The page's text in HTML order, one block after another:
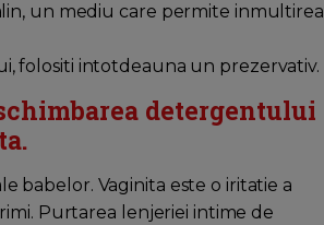
un mediu care permite inmultirea
folositi intotdeauna un prezervativ.
detergentului
babelor. Vaginita este o iritatie a
Purtarea lenjeriei intime de